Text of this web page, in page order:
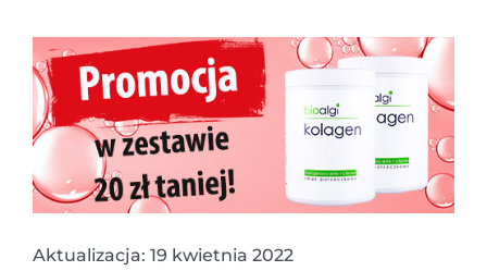
Aktualizacja: 19 kwietnia 2022